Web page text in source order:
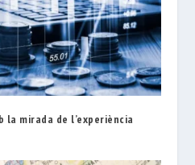
la mirada de l’experiència